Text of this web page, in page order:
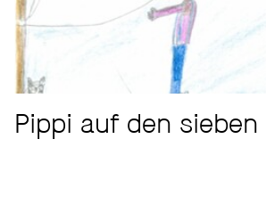
Pippi auf den